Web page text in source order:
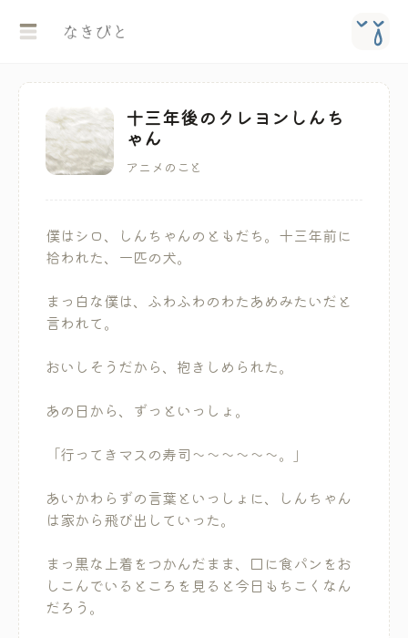
十三年後のクレヨンしんち
ゃん
アニメのこと
僕はシロ、しんちゃんのともだち。十三年前に
拾われた、一匹の犬。
まっ白な僕は、ふわふわのわたあめみたいだと
言われて。
おいしそうだから、抱きしめられた。
あの日から、ずっといっしょ。
「行ってきマスの寿司～～～～～～。」
あいかわらずの言葉といっしょに、しんちゃん
は家から飛び出していった。
まっ黒な上着をつかんだまま、口に食パンをお
しこんでいるところを見ると今日もちこくなん
だろう。